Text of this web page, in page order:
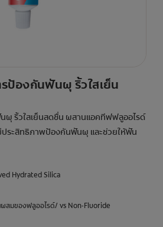
ป้องกันฟันผุ ริ้วใสเย็น
ผุ ริ้วใสเย็นสดชื่น ผสานแอคทีฟฟลูออไรด์
ประสิทธิภาพป้องกันฟันผุ และช่วยให้ฟัน
Hydrated Silica
ผสมของฟลูออไรด์/ vs Non-Fluoride